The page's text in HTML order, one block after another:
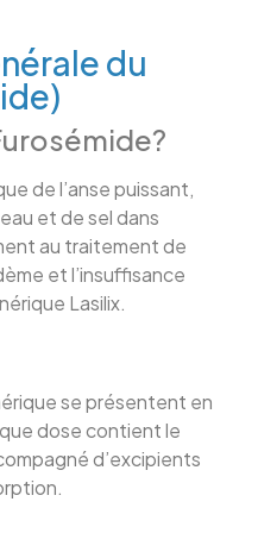
du
de l’anse puissant,
et de sel dans
au traitement de
et l’insuffisance
Lasilix.
se présentent en
dose contient le
d’excipients